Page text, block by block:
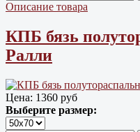
Описание товара
КПБ бязь
Ралли
Цена: 1360 руб
Выберите размер: